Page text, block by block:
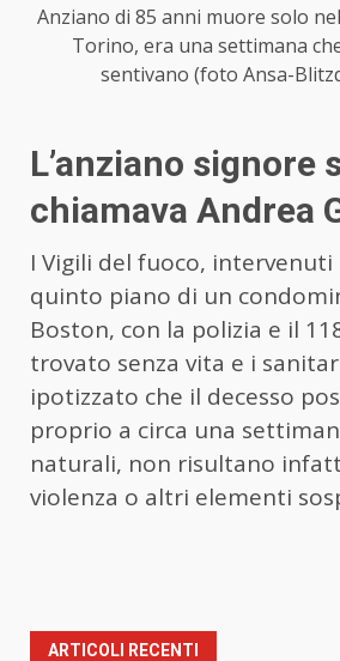
Anziano di 85 anni muore solo
Torino, era una settimana
sentivano (foto Ansa-
L’anziano signore
chiamava Andrea
I Vigili del fuoco, intervenuti
quinto piano di un
Boston, con la polizia e il
trovato senza vita e i
ipotizzato che il decesso
proprio a circa una
naturali, non risultano
violenza o altri elementi
ARTICOLI RECENTI